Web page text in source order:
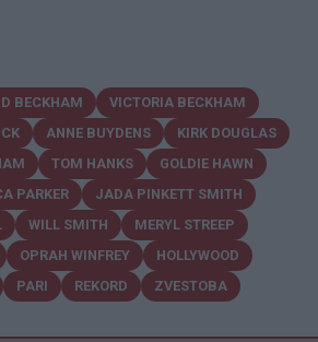
BECKHAM
VICTORIA BECKHAM
ANNE BUYDENS
KIRK DOUGLAS
TOM HANKS
GOLDIE HAWN
PARKER
JADA PINKETT SMITH
WILL SMITH
MERYL STREEP
OPRAH WINFREY
HOLLYWOOD
PARI REKORD ZVESTOBA